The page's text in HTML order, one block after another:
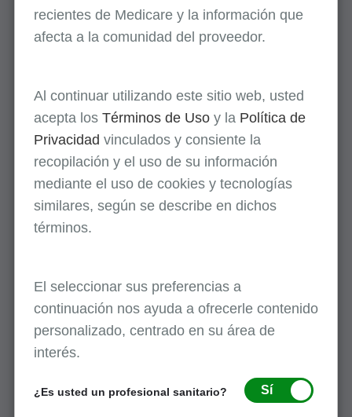
Lo último
Recursos educativos relacionados al
CERT
Mayo 15, 2026
solicitud de documentación del CERT
Mayo 13, 2026
Mes de la concientización sobre el CERT:
Fecha límite para la documentación del
Mayo 6, 2026
recientes de Medicare y la información que
afecta a la comunidad del proveedor.
Al continuar utilizando este sitio web, usted
acepta los Términos de Usoy la Política de
Privacidad vinculados y consiente la
recopilación y el uso de su información
mediante el uso de cookies y tecnologías
similares, según se describe en dichos
términos.
El seleccionar sus preferencias a
continuación nos ayuda a ofrecerle contenido
personalizado, centrado en su área de
interés.
¿Es usted un profesional sanitario? Sí